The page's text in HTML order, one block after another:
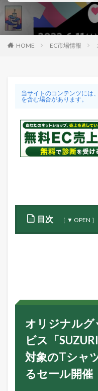
HOME EC市場情報
当サイトのコンテンツには
を含む場合があります。
目次
作
成
・
売
ー
オリジナルグ
ビス「
対象のTシャ
るセール開催